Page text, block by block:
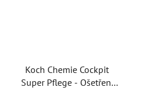
Koch Chemie Cockpit
Super Pflege - Ošetření